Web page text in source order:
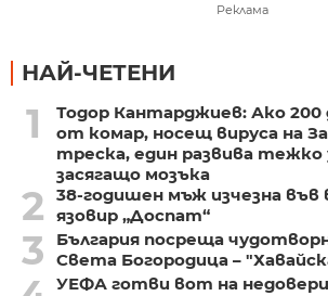
Реклама
НАЙ-ЧЕТЕНИ
1
Тодор Кантарджиев: Ако 200
от комар, носещ вируса на
треска, един развива тежко
засягащо мозъка
2
38-годишен мъж изчезна във
язовир „Доспат“
3
България посреща
Света Богородица –
УЕФА готви вот на